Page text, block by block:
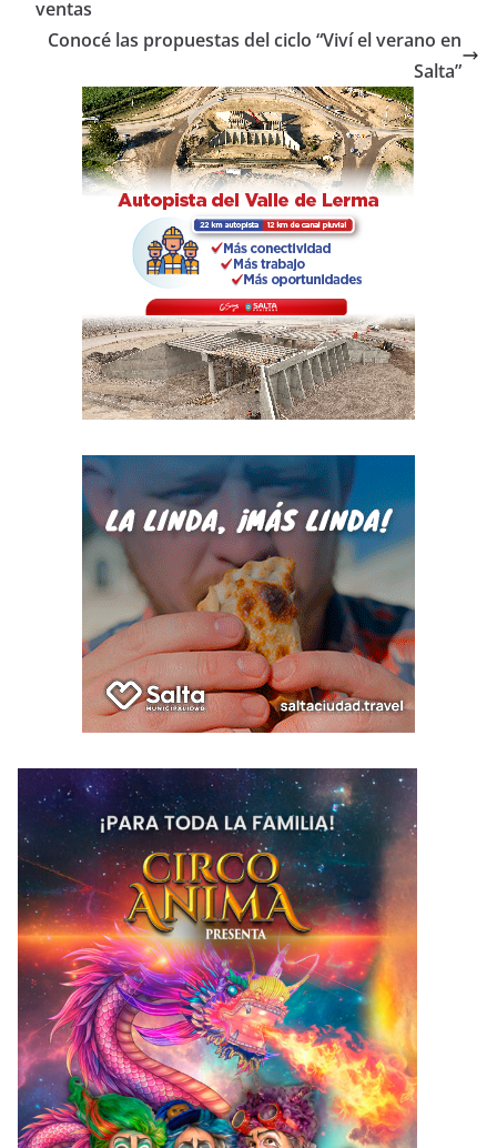
o
o
k
p
p
tir
ventas
Conocé las propuestas del ciclo “Viví el verano en
Salta”